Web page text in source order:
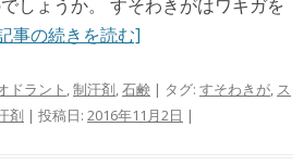
しょうか。 すそわきがはワキガを
事の続きを読む]
ドラント ,制汗剤,石鹸 | タグ: すそわきが, ス
剤 | 投稿日: 2016年11月2日 |